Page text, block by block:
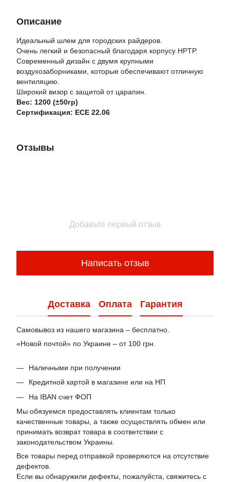
Описание
Идеальный шлем для городских райдеров.
Очень легкий и безопасный благодаря корпусу HPTP.
Современный дизайн с двумя крупными
воздухозаборниками, которые обеспечивают отличную
вентиляцию.
Широкий визор с защитой от царапин.
Вес: 1200 (±50гр)
Сертификация: ECE 22.06
Отзывы
Добавьте первый отзыв
Написать отзыв
Доставка Оплата Гарантия
Самовывоз из нашего магазина – бесплатно.
«Новой почтой» по Украине – от 100 грн.
Наличными при получении
Кредитной картой в магазине или на НП
На IBAN счет ФОП
Мы обязуемся предоставлять клиентам только
качественные товары, а также осуществлять обмен или
принимать возврат товара в соответствии с
законодательством Украины.
Все товары перед отправкой проверяются на отсутствие
дефектов.
Если вы обнаружили дефекты, пожалуйста, свяжитесь с